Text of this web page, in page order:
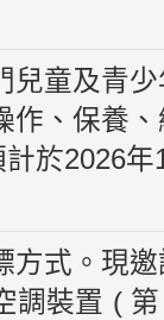
兒童及青
作、保養
於2026年
方式。現
調裝置 (